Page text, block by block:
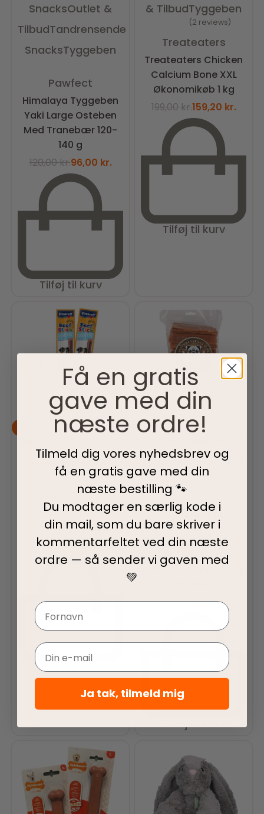
SnacksOutlet &
TilbudTandrensende
SnacksTyggeben
Pawfect
Himalaya Tyggeben
Yaki Large Osteben
Med Tranebær 120-
140 g
120,00kr.96,00 kr.
Tilføj til kurv
& TilbudTyggeben
2 reviews
Treateaters
Treateaters Chicken
Calcium Bone XXL
Økonomikøb 1 kg
199,00kr.159,20 kr.
Tilføj til kurv
& Tilbud
Vurderet 0ud af 5
Vitakraft
Vitakraft Beefstick
Low Fat M/Kalkun
6,00kr.4,80kr.
Tilføj til kurv
TILBUD!
& Tørret Kød Outlet
& Tilbud
Vurderet 0ud af 5
Slagterhundens
Favorit
Slagterhundens
Favorit Chicken Jerky
169,00kr.135,20kr.
Få en gratis
gave med din
næste ordre!
Tilmeld dig vores nyhedsbrev og
få en gratis gave med din
næste bestilling 🐾
Du modtager en særlig kode i
din mail, som du bare skriver i
kommentarfeltet ved din næste
ordre — så sender vi gaven med
💚
Navn
Email
Ja tak, tilmeld mig